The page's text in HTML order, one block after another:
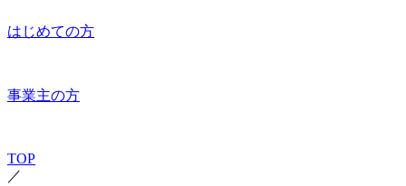
はじめての方
事業主の方
TOP
／